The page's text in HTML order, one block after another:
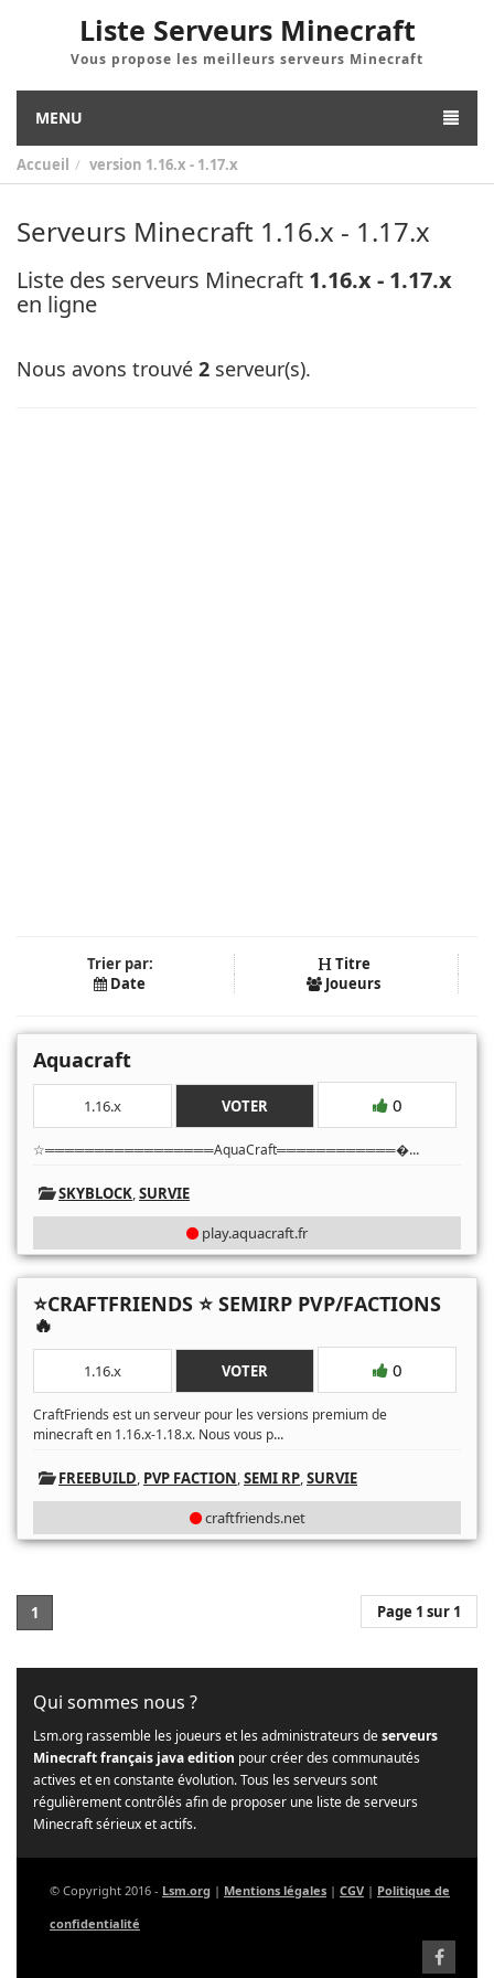
Liste Serveurs Minecraft
Vous propose les meilleurs serveurs Minecraft
MENU
Accueil version 1.16.x - 1.17.x
Serveurs Minecraft 1.16.x - 1.17.x
Liste des serveurs Minecraft 1.16.x - 1.17.x
en ligne
Nous avons trouvé 2 serveur(s).
Trier par:
Titre
Date
Joueurs
Aquacraft
1.16.x VOTER 0
☆═════════════════AquaCraft════════════�...
SKYBLOCK,SURVIE
play.aquacraft.fr
⭐CRAFTFRIENDS ⭐ SEMIRP PVP/FACTIONS
🔥
1.16.x VOTER 0
CraftFriends est un serveur pour les versions premium de
minecraft en 1.16.x-1.18.x. Nous vous p...
FREEBUILD, PVP FACTION,SEMI RP,SURVIE
craftfriends.net
1 Page 1 sur 1
Qui sommes nous ?
Lsm.org rassemble les joueurs et les administrateurs deserveurs
Minecraft français java edition pour créer des communautés
actives et en constante évolution. Tous les serveurs sont
régulièrement contrôlés afin de proposer une liste de serveurs
Minecraft sérieux et actifs.
© Copyright 2016 - Lsm.org | Mentions légales | CGV | Politique de
confidentialité